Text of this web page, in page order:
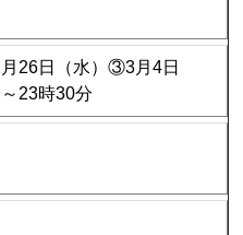
月26日（水）③3月4日
23時30分